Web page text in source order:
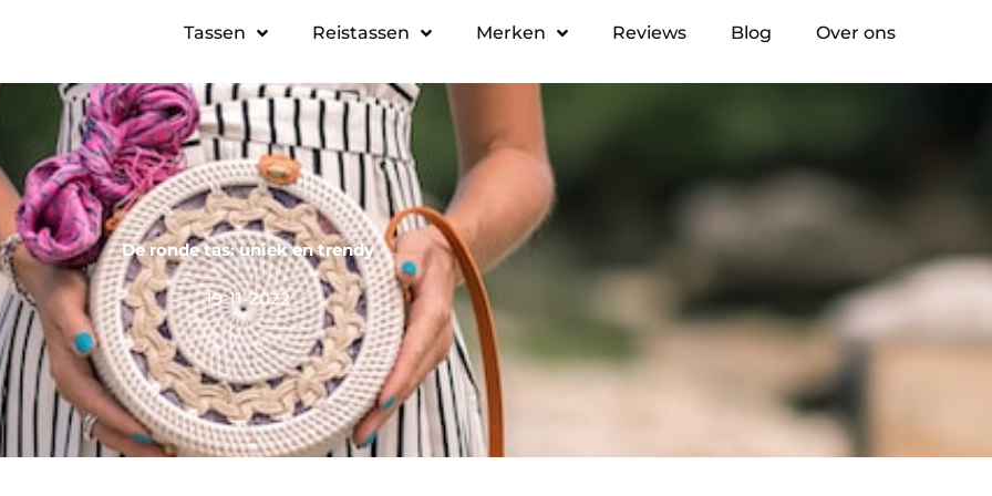
Tassen Reistassen Merken Reviews Blog Over ons
De ronde tas: uniek en trendy
19-11-2022